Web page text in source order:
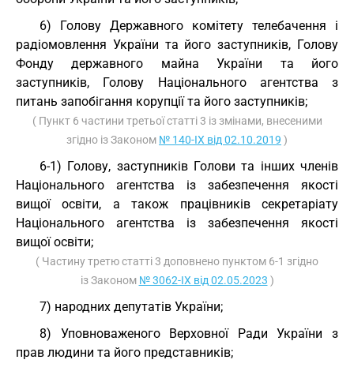
6) Голову Державного комітету телебачення і
радіомовлення України та його заступників, Голову
Фонду державного майна України та його
заступників, Голову Національного агентства з
питань запобігання корупції та його заступників;
( Пункт 6 частини третьої статті 3 із змінами, внесеними
згідно із Законом № 140-IX від 02.10.2019 )
6-1) Голову, заступників Голови та інших членів
Національного агентства із забезпечення якості
вищої освіти, а також працівників секретаріату
Національного агентства із забезпечення якості
вищої освіти;
( Частину третю статті 3 доповнено пунктом 6-1 згідно
із Законом № 3062-IX від 02.05.2023 )
7) народних депутатів України;
8) Уповноваженого Верховної Ради України з
прав людини та його представників;